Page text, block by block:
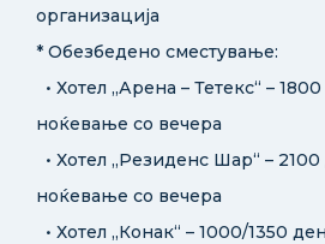
организација
* Обезбедено сместување:
• Хотел „Арена – Тетекс“ –
ноќевање со вечера
• Хотел „Резиденс Шар“ –
ноќевање со вечера
• Хотел „Конак“ – 1000/1350